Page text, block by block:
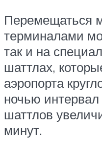
Перемещаться
терминалами
так и на
шаттлах,
аэропорта
ночью
шаттлов
минут.